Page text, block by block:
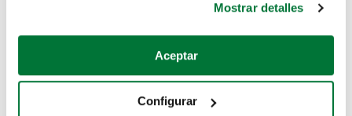
Si lo permite, también quisiéramos:
Recopilar información sobre su ubicación geográfica
Identificar su dispositivo analizándolo activamente
Mostrar detalles
Aceptar
Configurar
Coches de segunda mano
Coches de km0